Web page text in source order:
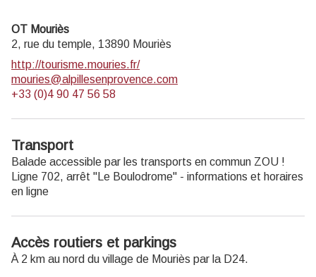
du Parc mais dispose également d’un espace d’accueil du
public, de salles d’exposition. Véritable centre de
ressources des patrimoines du Parc, il a pour ambition de
faire rayonner les habitants, les visiteurs et les touristes sur
l’ensemble des 16 communes du Parc.
Entrée gratuite.
OT Mouriès
2, rue du temple, 13890 Mouriès
http://tourisme.mouries.fr/
mouries@alpillesenprovence.com
+33 (0)4 90 47 56 58
Transport
Balade accessible par les transports en commun ZOU !
Ligne 702, arrêt "Le Boulodrome" - informations et horaires
en ligne
Accès routiers et parkings
À 2 km au nord du village de Mouriès par la D24.